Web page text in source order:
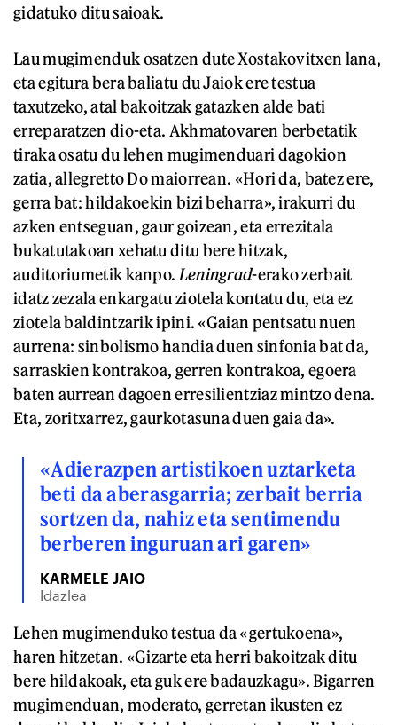
gidatuko ditu saioak.
Lau mugimenduk osatzen dute Xostakovitxen lana,
eta egitura bera baliatu du Jaiok ere testua
taxutzeko, atal bakoitzak gatazken alde bati
erreparatzen dio-eta. Akhmatovaren berbetatik
tiraka osatu du lehen mugimenduari dagokion
zatia, allegretto Do maiorrean. «Hori da, batez ere,
gerra bat: hildakoekin bizi beharra», irakurri du
azken entseguan, gaur goizean, eta errezitala
bukatutakoan xehatu ditu bere hitzak,
auditoriumetik kanpo. Leningrad-erako zerbait
idatz zezala enkargatu ziotela kontatu du, eta ez
ziotela baldintzarik ipini. «Gaian pentsatu nuen
aurrena: sinbolismo handia duen sinfonia bat da,
sarraskien kontrakoa, gerren kontrakoa, egoera
baten aurrean dagoen erresilientziaz mintzo dena.
Eta, zoritxarrez, gaurkotasuna duen gaia da».
«Adierazpen artistikoen uztarketa
beti da aberasgarria; zerbait berria
sortzen da, nahiz eta sentimendu
berberen inguruan ari garen»
KARMELE JAIO
Idazlea
Lehen mugimenduko testua da «gertukoena»,
haren hitzetan. «Gizarte eta herri bakoitzak ditu
bere hildakoak, eta guk ere badauzkagu». Bigarren
mugimenduan, moderato, gerretan ikusten ez